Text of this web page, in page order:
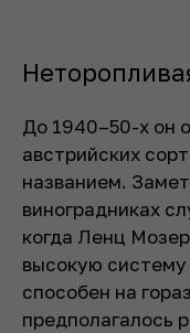
До 1940–50-х он
австрийских
названием.
виноградниках
когда Ленц
высокую
способен на
предполагалось